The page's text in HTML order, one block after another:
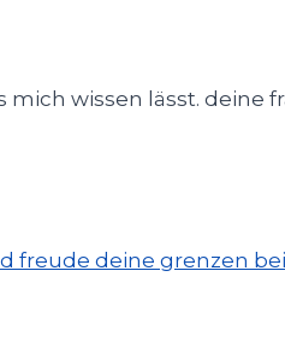
wissen lässt. deine